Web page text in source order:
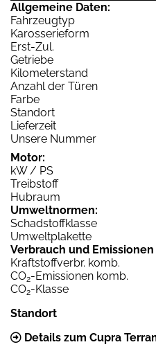
Allgemeine Daten:
Fahrzeugtyp
Karosserieform
Erst-Zul.
Getriebe
Kilometerstand
Anzahl der Türen
Farbe
Standort
Lieferzeit
Unsere Nummer
Motor:
kW / PS
Treibstoff
Hubraum
Umweltnormen:
Schadstoffklasse
Umweltplakette
Verbrauch und Emissionen
Kraftstoffverbr. komb.
CO2-Emissionen komb.
CO2-Klasse
Standort
Details zum Cupra